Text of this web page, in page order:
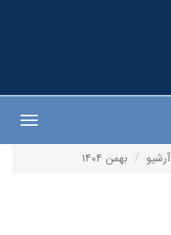
آرشیو بهمن ۱۴۰۴